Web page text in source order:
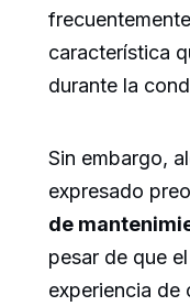
característica
durante la
Sin embargo,
expresado
de
pesar de que
experiencia de